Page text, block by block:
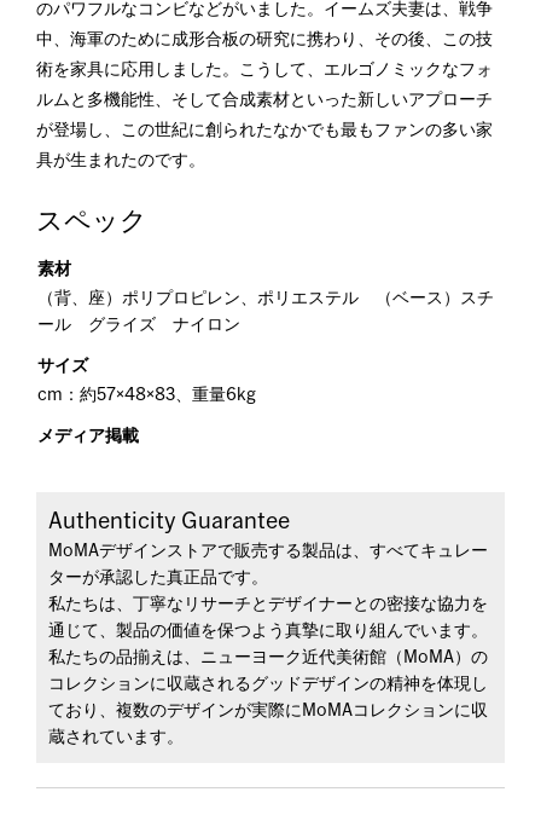
のパワフルなコンビなどがいました。イームズ夫妻は、戦争
中、海軍のために成形合板の研究に携わり、その後、この技
術を家具に応用しました。こうして、エルゴノミックなフォ
ルムと多機能性、そして合成素材といった新しいアプローチ
が登場し、この世紀に創られたなかでも最もファンの多い家
具が生まれたのです。
スペック
素材
（背、座）ポリプロピレン、ポリエステル （ベース）スチ
ール グライズ ナイロン
サイズ
cm：約57×48×83、重量6kg
メディア掲載
Authenticity Guarantee
MoMAデザインストアで販売する製品は、すべてキュレー
ターが承認した真正品です。
私たちは、丁寧なリサーチとデザイナーとの密接な協力を
通じて、製品の価値を保つよう真摯に取り組んでいます。
私たちの品揃えは、ニューヨーク近代美術館（MoMA）の
コレクションに収蔵されるグッドデザインの精神を体現し
ており、複数のデザインが実際にMoMAコレクションに収
蔵されています。